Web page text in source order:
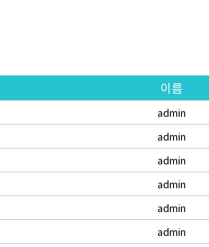
이름
admin
admin
admin
admin
admin
admin